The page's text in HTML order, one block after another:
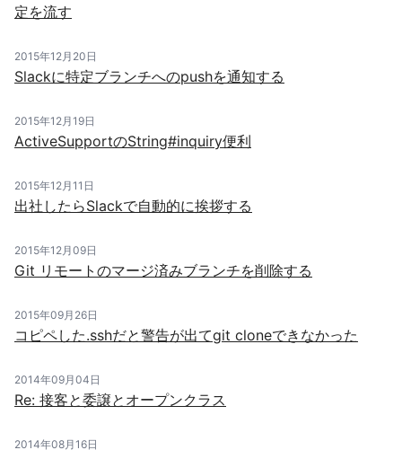
定を流す
2015年12月20日
Slackに特定ブランチへのpushを通知する
2015年12月19日
ActiveSupportのString#inquiry便利
2015年12月11日
出社したらSlackで自動的に挨拶する
2015年12月09日
Git リモートのマージ済みブランチを削除する
2015年09月26日
コピペした.sshだと警告が出てgit cloneできなかった
2014年09月04日
Re: 接客と委譲とオープンクラス
2014年08月16日